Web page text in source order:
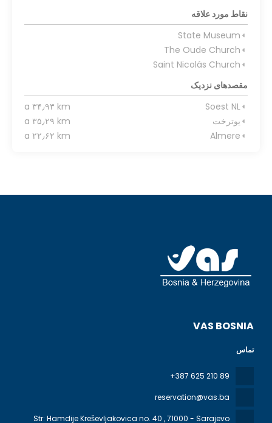
نقاط مورد علاقه
State Museum
The Oude Church
Saint Nicolás Church
مقصدهای نزدیک
Soest NL
a ۳۴٫۹۳ km
یوترخت
a ۳۵٫۲۹ km
Almere
a ۲۲٫۶۲ km
VAS BOSNIA
تماس
+387 625 210 89
reservation@vas.ba
Str: Hamdije Kreševljakovica no. 40 , 71000 - Sarajevo